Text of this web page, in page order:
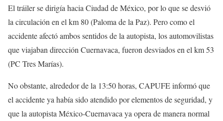
El tráiler se dirigía hacia Ciudad de México, por lo que se desvió
la circulación en el km 80 (Paloma de la Paz). Pero como el
accidente afectó ambos sentidos de la autopista, los automovilistas
que viajaban dirección Cuernavaca, fueron desviados en el km 53
(PC Tres Marías).
No obstante, alrededor de la 13:50 horas, CAPUFE informó que
el accidente ya había sido atendido por elementos de seguridad, y
que la autopista México-Cuernavaca ya opera de manera normal